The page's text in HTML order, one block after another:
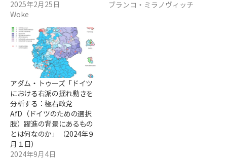
2025年2月25日
Woke
ブランコ・ミラノヴィッチ
アダム・トゥーズ「ドイツ
における右派の揺れ動きを
分析する：極右政党
AfD（ドイツのための選択
肢）躍進の背景にあるもの
とは何なのか」（2024年９
月１日）
2024年9月4日